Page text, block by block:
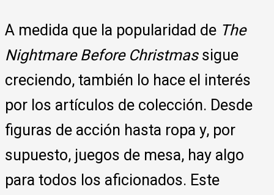
A medida que la popularidad de The
Nightmare Before Christmassigue
creciendo, también lo hace el interés
por los artículos de colección. Desde
figuras de acción hasta ropa y, por
supuesto, juegos de mesa, hay algo
para todos los aficionados. Este